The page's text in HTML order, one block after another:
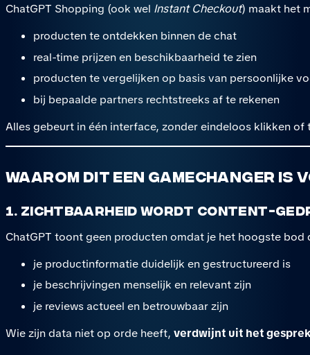
ChatGPT Shopping (ook wel Instant Checkout) maakt het
producten te ontdekken binnen de chat
real-time prijzen en beschikbaarheid te zien
producten te vergelijken op basis van persoonlijke
bij bepaalde partners rechtstreeks af te rekenen
Alles gebeurt in één interface, zonder eindeloos klikken
Waarom dit een gamechanger is
1. Zichtbaarheid wordt content-
ChatGPT toont geen producten omdat je het hoogste
je productinformatie duidelijk en gestructureerd is
je beschrijvingen menselijk en relevant zijn
je reviews actueel en betrouwbaar zijn
Wie zijn data niet op orde heeft, verdwijnt uit het